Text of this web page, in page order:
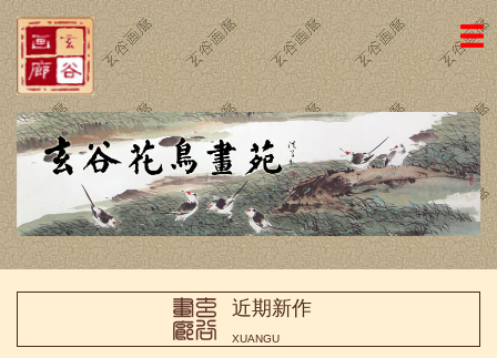
网站主页
画廊简介
名家国画
近期新作
名家书法
近期新作
XUANGU